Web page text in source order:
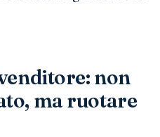
non
ma ruotare